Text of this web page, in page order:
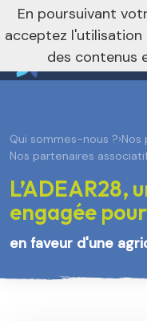
Vers le
nivo_2026: 1
Qui sommes-nous ?›Nos
Nos partenaires
L’ADEAR28,
engagée
en faveur d'une
En poursuivant
acceptez l'utilisation
des contenus